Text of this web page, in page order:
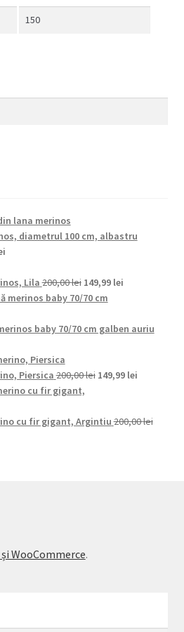
diametrul 100 cm, albastru
Prețul
este:
650,00 lei.
Lila 200,00lei Prețul
inițial
fost:
149,99 leiPrețul
149,99 lei.
baby 70/70 cm galben auriu
Piersica 200,00lei Prețul
fost:
149,99 leiPrețul
149,99 lei.
cu fir gigant, Argintiu 200,00lei
WooCommerce.